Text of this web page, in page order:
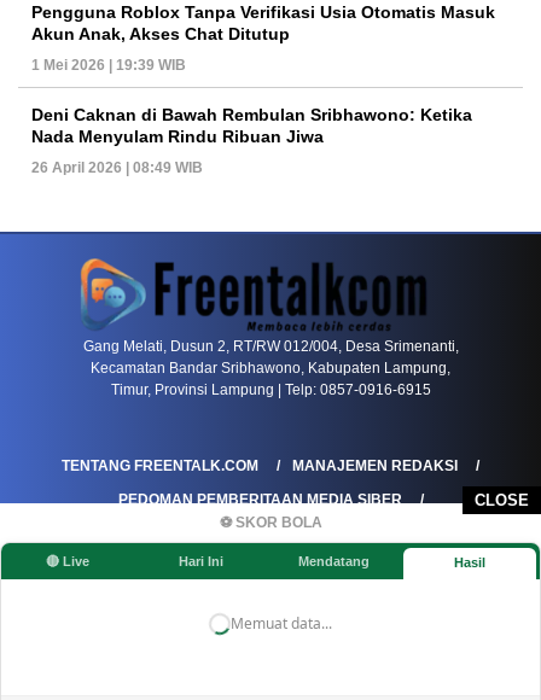
CLOSE
⚽ SKOR BOLA
🔴 Live Hari Ini Mendatang Hasil
Memuat data...
Pengguna Roblox Tanpa Verifikasi Usia Otomatis Masuk
Akun Anak, Akses Chat Ditutup
1 Mei 2026 | 19:39 WIB
Deni Caknan di Bawah Rembulan Sribhawono: Ketika
Nada Menyulam Rindu Ribuan Jiwa
26 April 2026 | 08:49 WIB
Gang Melati, Dusun 2, RT/RW 012/004, Desa Srimenanti,
Kecamatan Bandar Sribhawono, Kabupaten Lampung,
Timur, Provinsi Lampung | Telp: 0857-0916-6915
TENTANG FREENTALK.COM
MANAJEMEN REDAKSI
PEDOMAN PEMBERITAAN MEDIA SIBER
PEDOMAN PEMBERITAAN RAMAH ANAK
KOREKSI & KLARIFIKASI
KEBIJAKAN IKLAN / ADVERTORIAL